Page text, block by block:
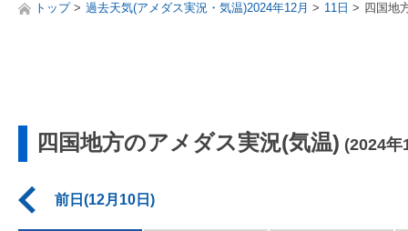
トップ 過去天気(アメダス実況・気温)2024年12月 11日 四国地
四国地方のアメダス実況(気温) (2024年
前日(12月10日)